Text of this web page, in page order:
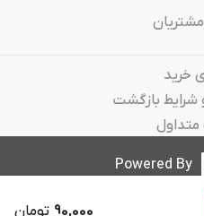
90,000 تومان
خرید
شرایط بازگشت
متداول
Powered By